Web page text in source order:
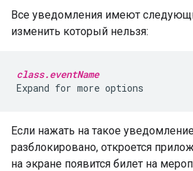
Все уведомления имеют
изменить который нельзя:
class.eventName
Если нажать на такое
разблокировано, откроется
на экране появится билет на